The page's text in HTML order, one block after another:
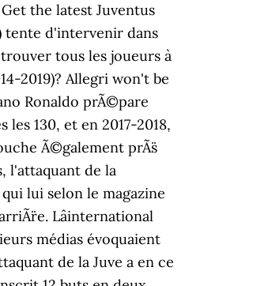
the latest Juventus
tente d'intervenir dans
tous les joueurs à
2019)? Allegri won't be
Ronaldo prÃ©pare
130, et en 2017-2018,
Ã©galement prÃ¨s
l'attaquant de la
lui selon le magazine
Lâinternational
médias évoquaient
de la Juve a en ce